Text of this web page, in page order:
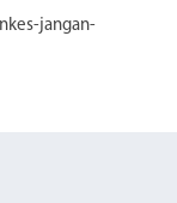
jangan-